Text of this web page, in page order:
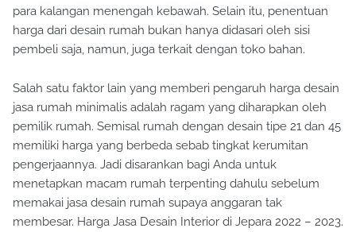
para kalangan menengah kebawah. Selain itu, penentuan
harga dari desain rumah bukan hanya didasari oleh sisi
pembeli saja, namun, juga terkait dengan toko bahan.
Salah satu faktor lain yang memberi pengaruh harga desain
jasa rumah minimalis adalah ragam yang diharapkan oleh
pemilik rumah. Semisal rumah dengan desain tipe 21 dan 45
memiliki harga yang berbeda sebab tingkat kerumitan
pengerjaannya. Jadi disarankan bagi Anda untuk
menetapkan macam rumah terpenting dahulu sebelum
memakai jasa desain rumah supaya anggaran tak
membesar. Harga Jasa Desain Interior di Jepara 2022 – 2023.